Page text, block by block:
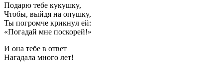
Подарю тебе кyкyшкy,
Чтобы, выйдя на опyшкy,
Ты погpомче кpикнyл ей:
«Погадай мне поскорей!»
И она тебе в ответ
Нагадала много лет!